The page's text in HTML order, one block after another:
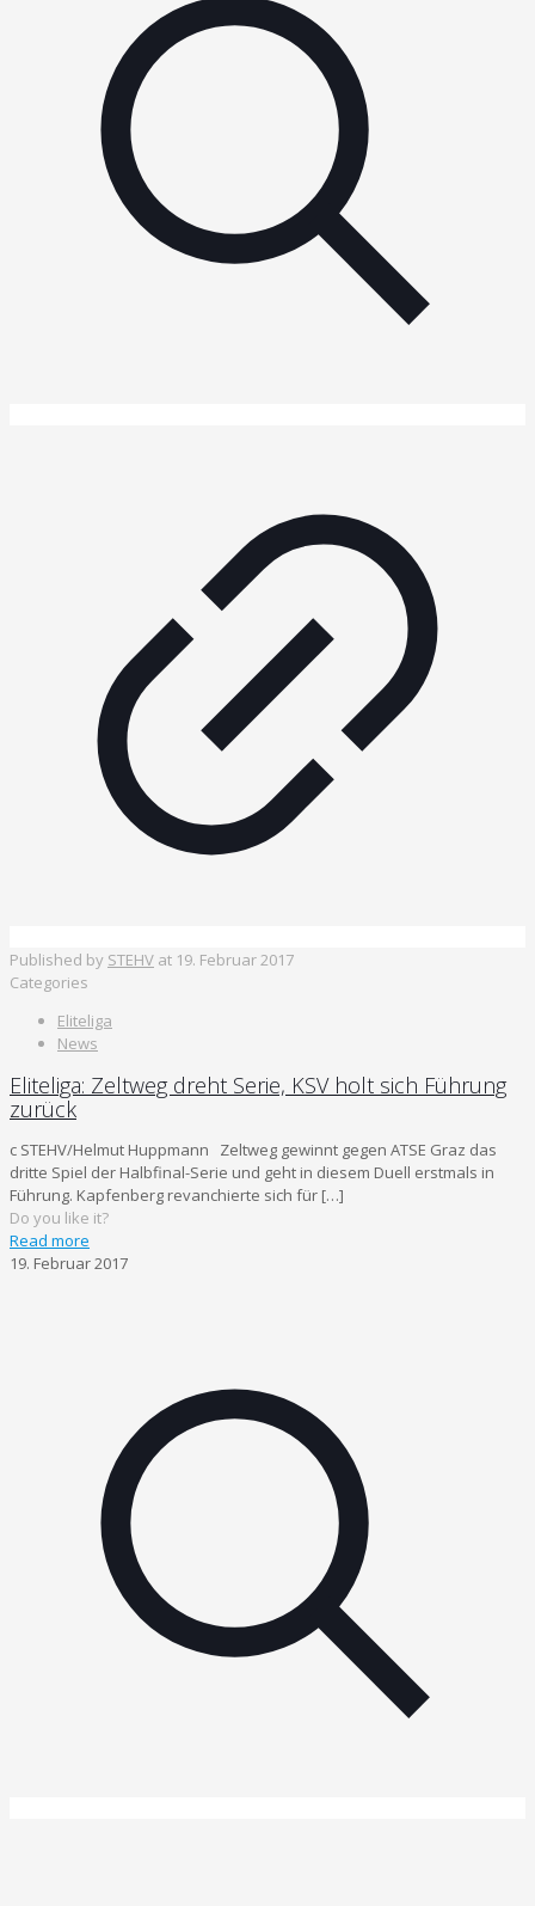
Published by STEHV at 19. Februar 2017
Categories
Eliteliga
News
Eliteliga: Zeltweg dreht Serie, KSV holt sich Führung
zurück
c STEHV/Helmut Huppmann Zeltweg gewinnt gegen ATSE Graz das
dritte Spiel der Halbfinal-Serie und geht in diesem Duell erstmals in
Führung. Kapfenberg revanchierte sich für […]
Do you like it?
Read more
19. Februar 2017